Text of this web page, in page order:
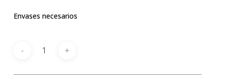
Envases necesarios